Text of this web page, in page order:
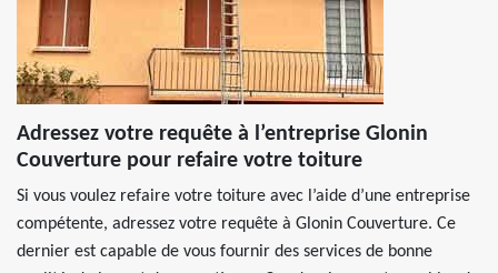
Adressez votre requête à l’entreprise Glonin
Couverture pour refaire votre toiture
Si vous voulez refaire votre toiture avec l’aide d’une entreprise
compétente, adressez votre requête à Glonin Couverture. Ce
dernier est capable de vous fournir des services de bonne